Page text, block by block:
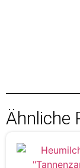
Ähnliche